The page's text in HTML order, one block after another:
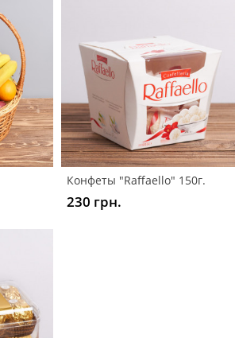
Конфеты "Raffaello" 150г.
230 грн.